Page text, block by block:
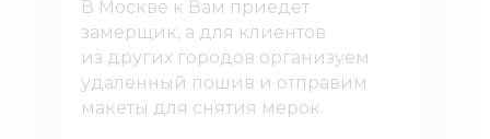
В Москве к Вам приедет
замерщик, а для клиентов
из других городов организуем
удаленный пошив и отправим
макеты для снятия мерок.